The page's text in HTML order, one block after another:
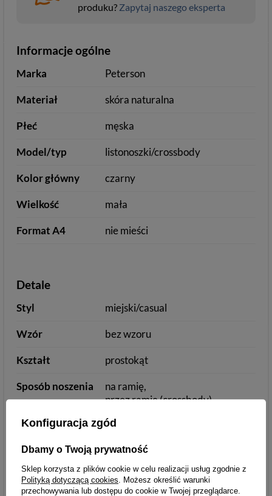
produku? Zapytaj naszego eksperta
Informacje ogólne
Marka Peterson
Materiał skóra naturalna
Płeć męska
Model/typ listonoszki/crossbody
Kolor główny czarny
Wielkość mała
Format A4 nie mieści
Detale
Styl miejski/casual
Wzór bez wzoru
Kształt prostokąt
Sposób noszenia
na ramię
przez ramię (crossbody)
Sposób
suwak
Kolor okuć złoty
Ilość komór 1
Konfiguracja zgód
Dbamy o Twoją prywatność
Sklep korzysta z plików cookie w celu realizacji usług zgodnie z
Polityką dotyczącą cookies . Możesz określić warunki
przechowywania lub dostępu do cookie w Twojej przeglądarce.